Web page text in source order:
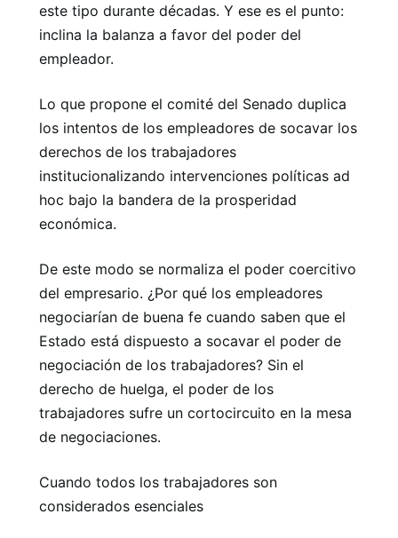
este tipo durante décadas. Y ese es el punto:
inclina la balanza a favor del poder del
empleador.
Lo que propone el comité del Senado duplica
los intentos de los empleadores de socavar los
derechos de los trabajadores
institucionalizando intervenciones políticas ad
hoc bajo la bandera de la prosperidad
económica.
De este modo se normaliza el poder coercitivo
del empresario. ¿Por qué los empleadores
negociarían de buena fe cuando saben que el
Estado está dispuesto a socavar el poder de
negociación de los trabajadores? Sin el
derecho de huelga, el poder de los
trabajadores sufre un cortocircuito en la mesa
de negociaciones.
Cuando todos los trabajadores son
considerados esenciales